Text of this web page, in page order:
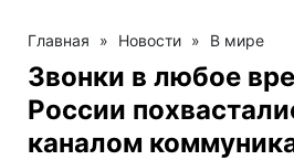
Главная » Новости » В мире
Звонки в любое
России
каналом